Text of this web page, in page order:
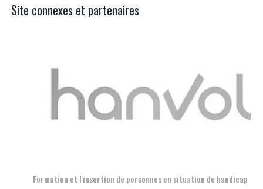
Site connexes et partenaires
Formation et l'insertion de personnes en situation de handicap